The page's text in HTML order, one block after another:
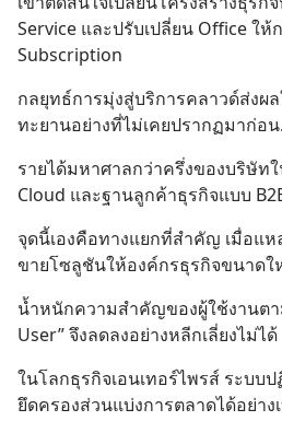
Service และปรับเปลี่ยน Office ให้
Subscription
กลยุทธ์การมุ่งสู่บริการคลาวด์ส่งผ
ทะยานอย่างที่ไม่เคยปรากฏมาก่อ
รายได้มหาศาลกว่าครึ่งของบริษัท
Cloud และฐานลูกค้าธุรกิจแบบ
จุดนี้เองคือทางแยกที่สำคัญ เมื่อแ
ขายโซลูชันให้องค์กรธุรกิจขนาด
น้ำหนักความสำคัญของผู้ใช้งานตา
User” จึงลดลงอย่างหลีกเลี่ยงไม่ได้
ในโลกธุรกิจเอนเทอร์ไพรส์ ระบบ
ยึดครองส่วนแบ่งการตลาดได้อย่าง